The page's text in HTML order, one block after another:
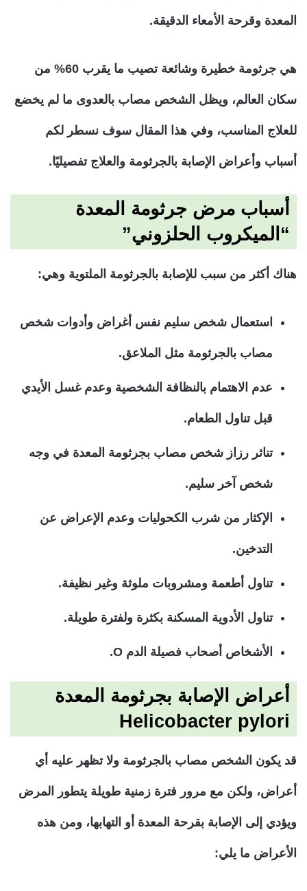
المعدة وقرحة الأمعاء الدقيقة.
هي جرثومة خطيرة وشائعة تصيب ما يقرب 60% من
سكان العالم، ويظل الشخص مصاب بالعدوى ما لم يخضع
للعلاج المناسب، وفي هذا المقال سوف نسطر لكم
أسباب وأعراض الإصابة بالجرثومة والعلاج تفصيليًا.
أسباب مرض جرثومة المعدة
“الميكروب الحلزوني”
هناك أكثر من سبب للإصابة بالجرثومة الملتوية وهي:
استعمال شخص سليم نفس أغراض وأدوات شخص
مصاب بالجرثومة مثل الملاعق.
عدم الاهتمام بالنظافة الشخصية وعدم غسل الأيدي
قبل تناول الطعام.
تناثر رزاز شخص مصاب بجرثومة المعدة في وجه
شخص آخر سليم.
الإكثار من شرب الكحوليات وعدم الإعراض عن
التدخين.
تناول أطعمة ومشروبات ملوثة وغير نظيفة.
تناول الأدوية المسكنة بكثرة ولفترة طويلة.
الأشخاص أصحاب فصيلة الدم O.
أعراض الإصابة بجرثومة المعدة
Helicobacter pylori
قد يكون الشخص مصاب بالجرثومة ولا تظهر عليه أي
أعراض، ولكن مع مرور فترة زمنية طويلة يتطور المرض
ويؤدي إلى الإصابة بقرحة المعدة أو التهابها، ومن هذه
الأعراض ما يلي: